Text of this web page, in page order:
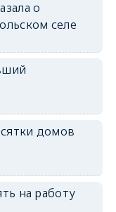
о
селе
домов
на работу